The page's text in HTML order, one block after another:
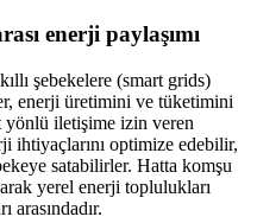
enerji paylaşımı
şebekelere (smart grids)
enerji üretimini ve tüketimini
iletişime izin veren
ihtiyaçlarını optimize edebilir,
satabilirler. Hatta komşu
yerel enerji toplulukları
arasındadır.